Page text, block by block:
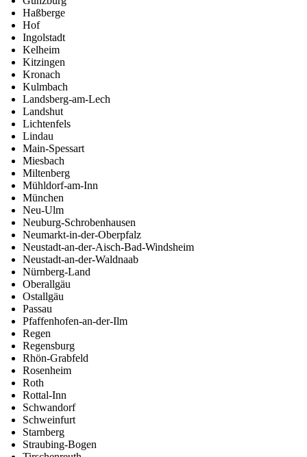
Haßberge
Hof
Ingolstadt
Kelheim
Kitzingen
Kronach
Kulmbach
Landsberg-am-Lech
Landshut
Lichtenfels
Lindau
Main-Spessart
Miesbach
Miltenberg
Mühldorf-am-Inn
München
Neu-Ulm
Neuburg-Schrobenhausen
Neumarkt-in-der-Oberpfalz
Neustadt-an-der-Aisch-Bad-Windsheim
Neustadt-an-der-Waldnaab
Nürnberg-Land
Oberallgäu
Ostallgäu
Passau
Pfaffenhofen-an-der-Ilm
Regen
Regensburg
Rhön-Grabfeld
Rosenheim
Roth
Rottal-Inn
Schwandorf
Schweinfurt
Starnberg
Straubing-Bogen